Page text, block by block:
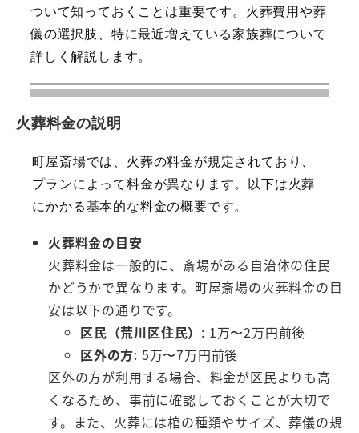
ついて知っておくことは重要です。火葬費用や葬
儀の選択肢、特に最近増えている家族葬について
詳しく解説します。
火葬料金の説明
町屋斎場では、火葬の料金が規定されており、
プランによって料金が異なります。以下は火葬
にかかる基本的な料金の概要です。
火葬料金の目安
火葬料金は一般的に、斎場がある自治体の住民
かどうかで異なります。町屋斎場の火葬料金の目
安は以下の通りです。
区民（荒川区住民） : 1万〜2万円前後
区外の方: 5万〜7万円前後
区外の方が利用する場合、料金が区民よりも高
くなるため、事前に確認しておくことが大切で
す。また、火葬には棺の種類やサイズ、葬儀の規